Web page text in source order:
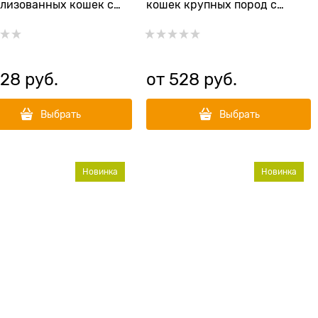
кошек с
Cat Turkey with
руб.
Выбрать
кошек крупных пород с
Breed Cat Turkey with Rabbit
от 528 руб.
Выбрать
Новинка Новинка